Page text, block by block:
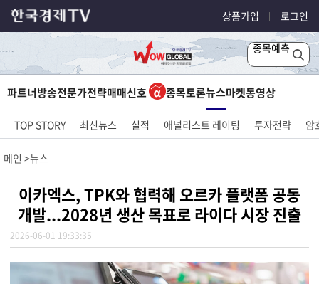
상품가입 로그인
종목예측
파트너방송전문가전략매매신호 종목토론뉴스마켓동영상
TOP STORY 최신뉴스 실적 애널리스트 레이팅 투자전략 암
메인 뉴스
이카엑스, TPK와 협력해 오르카 플랫폼 공동
개발...2028년 생산 목표로 라이다 시장 진출
2026-06-01 19:33:35